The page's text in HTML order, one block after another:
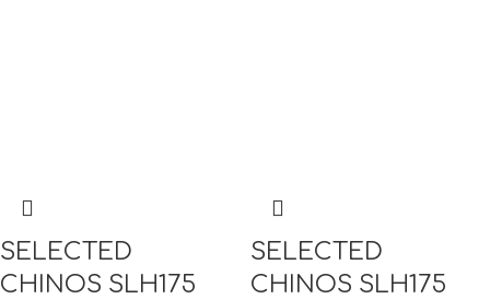
SELECTED
CHINOS SLH175
SELECTED
CHINOS SLH175